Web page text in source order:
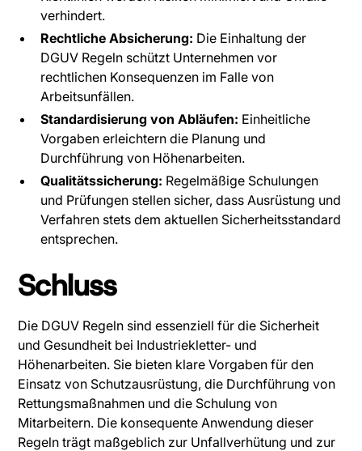
verhindert.
Rechtliche Absicherung: Die Einhaltung der
DGUV Regeln schützt Unternehmen vor
rechtlichen Konsequenzen im Falle von
Arbeitsunfällen.
Standardisierung von Abläufen: Einheitliche
Vorgaben erleichtern die Planung und
Durchführung von Höhenarbeiten.
Qualitätssicherung: Regelmäßige Schulungen
und Prüfungen stellen sicher, dass Ausrüstung und
Verfahren stets dem aktuellen Sicherheitsstandard
entsprechen.
Schluss
Die DGUV Regeln sind essenziell für die Sicherheit
und Gesundheit bei Industriekletter- und
Höhenarbeiten. Sie bieten klare Vorgaben für den
Einsatz von Schutzausrüstung, die Durchführung von
Rettungsmaßnahmen und die Schulung von
Mitarbeitern. Die konsequente Anwendung dieser
Regeln trägt maßgeblich zur Unfallverhütung und zur